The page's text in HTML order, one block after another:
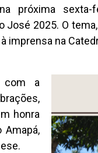
próxima sexta-
José 2025. O
imprensa na
com a
honra